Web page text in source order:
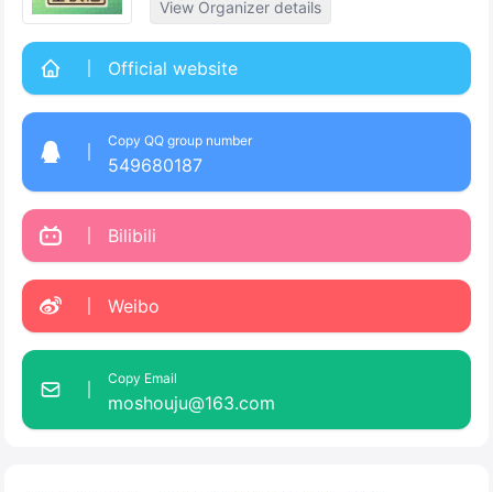
View Organizer details
Official website
Copy QQ group number
549680187
Bilibili
Weibo
Copy Email
moshouju@163.com